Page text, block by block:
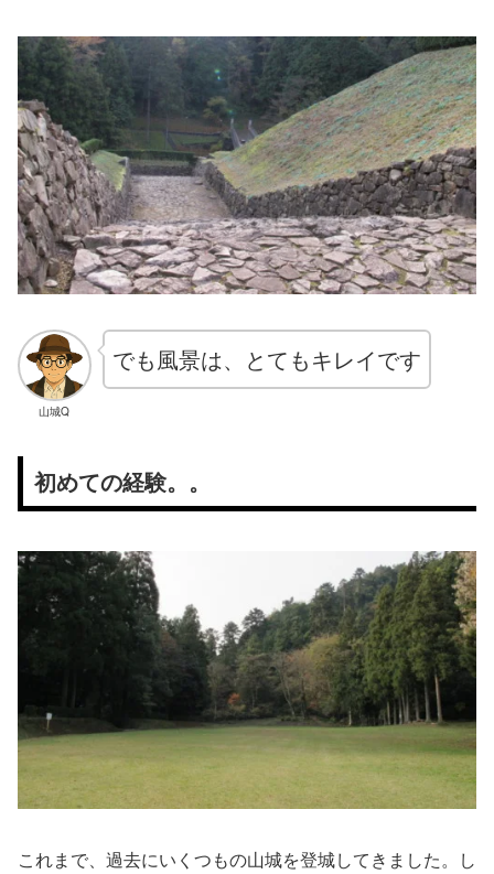
山城Q
でも風景は、とてもキレイです
初めての経験。。
これまで、過去にいくつもの山城を登城してきました。し